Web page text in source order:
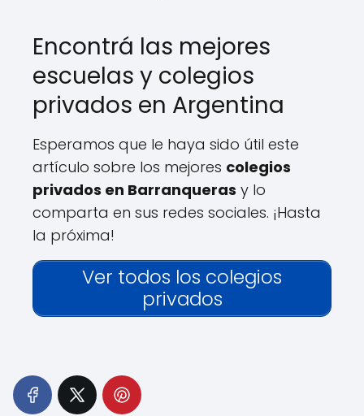
Encontrá las mejores
escuelas y colegios
privados en Argentina
Esperamos que le haya sido útil este
artículo sobre los mejores colegios
privados en Barranqueras y lo
comparta en sus redes sociales. ¡Hasta
la próxima!
Ver todos los colegios
privados